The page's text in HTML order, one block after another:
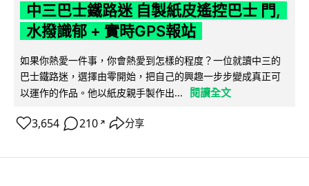
中三巴士鐵路迷 自製紙皮遙控巴士 門,
水撥識郁 + 實時GPS報站
如果你熱愛一件事，你會熱愛到怎樣的程度？一位就讀中三的
巴士鐵路迷，選擇由零開始，把自己的興趣一步步變成真正可
以運作的作品。他以紙皮親手製作出...
閱讀全文
3,654 210 ↗ 分享